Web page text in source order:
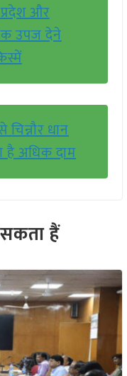
प्रदेश और
उपज देने
धान
है अधिक दाम
हैं